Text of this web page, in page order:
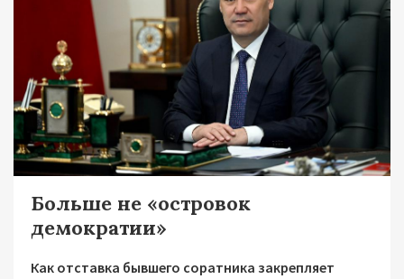
Больше не «островок
демократии»
Как отставка бывшего соратника закрепляет